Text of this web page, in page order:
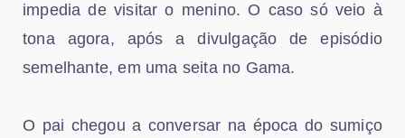
impedia de visitar o menino. O caso só veio à
tona agora, após a divulgação de episódio
semelhante, em uma seita no Gama.
O pai chegou a conversar na época do sumiço